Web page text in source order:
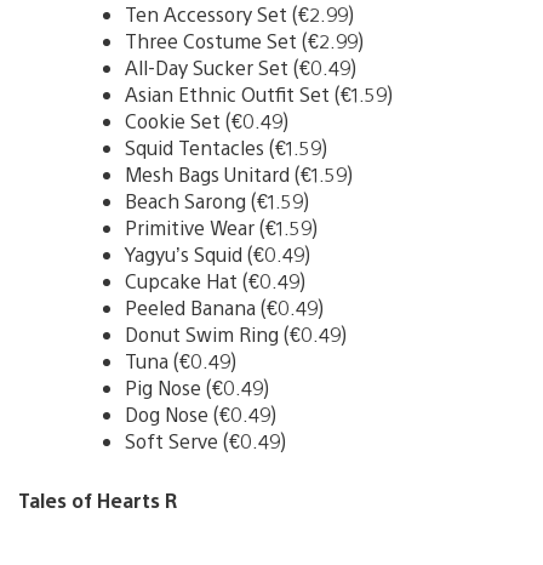
Ten Accessory Set (€2.99)
Three Costume Set (€2.99)
All-Day Sucker Set (€0.49)
Asian Ethnic Outfit Set (€1.59)
Cookie Set (€0.49)
Squid Tentacles (€1.59)
Mesh Bags Unitard (€1.59)
Beach Sarong (€1.59)
Primitive Wear (€1.59)
Yagyu’s Squid (€0.49)
Cupcake Hat (€0.49)
Peeled Banana (€0.49)
Donut Swim Ring (€0.49)
Tuna (€0.49)
Pig Nose (€0.49)
Dog Nose (€0.49)
Soft Serve (€0.49)
Tales of Hearts R